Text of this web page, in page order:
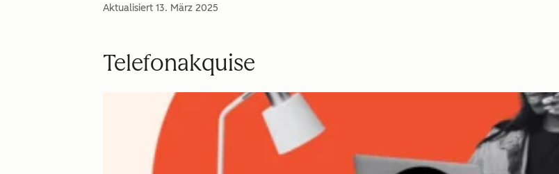
Aktualisiert 13. März 2025
Telefonakquise